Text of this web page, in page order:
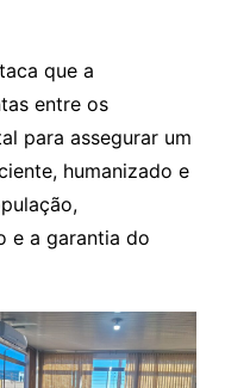
que a
entre os
para assegurar um
humanizado e
e a garantia do